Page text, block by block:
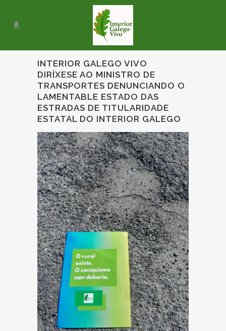
INTERIOR GALEGO VIVO
DIRÍXESE AO MINISTRO DE
TRANSPORTES DENUNCIANDO O
LAMENTABLE ESTADO DAS
ESTRADAS DE TITULARIDADE
ESTATAL DO INTERIOR GALEGO